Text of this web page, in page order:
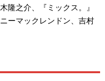
隆之介、『ミックス。』
ーマックレンドン、吉村